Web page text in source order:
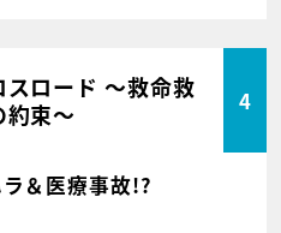
スロード ～救命救
約束～
4
＆医療事故!?